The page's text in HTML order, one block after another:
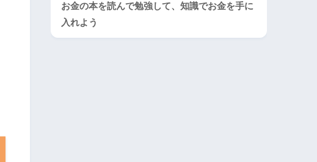
お金の本を読んで勉強して、知識でお金を手に
入れよう